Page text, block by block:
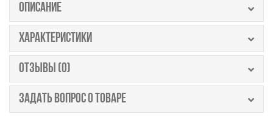
ОПИСАНИЕ
ХАРАКТЕРИСТИКИ
ОТЗЫВЫ (0)
ЗАДАТЬ ВОПРОС О ТОВАРЕ